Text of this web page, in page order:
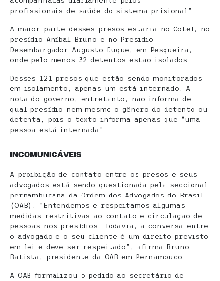
profissionais de saúde do sistema prisional”.
A maior parte desses presos estaria no Cotel, no
presídio Aníbal Bruno e no Presidio
Desembargador Augusto Duque, em Pesqueira,
onde pelo menos 32 detentos estão isolados.
Desses 121 presos que estão sendo monitorados
em isolamento, apenas um está internado. A
nota do governo, entretanto, não informa de
qual presídio nem mesmo o gênero do detento ou
detenta, pois o texto informa apenas que “uma
pessoa está internada”.
INCOMUNICÁVEIS
A proibição de contato entre os presos e seus
advogados está sendo questionada pela seccional
pernambucana da Ordem dos Advogados do Brasil
(OAB). “Entendemos e respeitamos algumas
medidas restritivas ao contato e circulação de
pessoas nos presídios. Todavia, a conversa entre
o advogado e o seu cliente é um direito previsto
em lei e deve ser respeitado”, afirma Bruno
Batista, presidente da OAB em Pernambuco.
A OAB formalizou o pedido ao secretário de